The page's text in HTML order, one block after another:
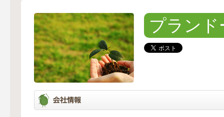
プランド